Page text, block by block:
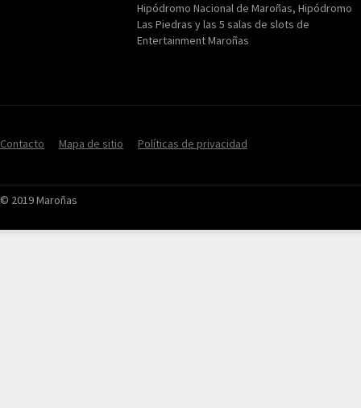
Hipódromo Nacional de Maroñas, Hipódromo
Las Piedras y las 5 salas de slots de
Entertainment Maroñas
Contacto Mapa de sitio Políticas de privacidad
© 2019 Maroñas